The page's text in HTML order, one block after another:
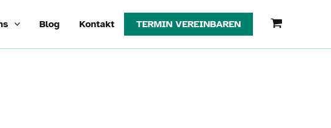
Blog Kontakt TERMIN VEREINBAREN